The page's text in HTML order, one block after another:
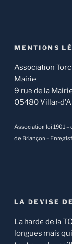
MENTIONS
Association
Mairie
9 rue de la Mairie
05480 Villar-
Association loi 1901 –
de Briançon –
LA DEVISE
La harde de la
longues mais